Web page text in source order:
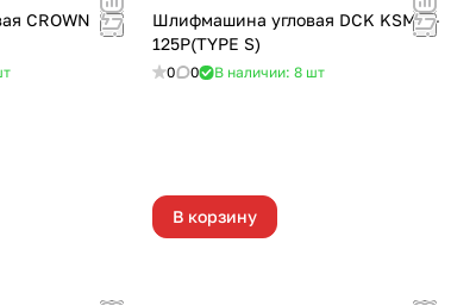
CROWN
Шлифмашина угловая DCK KSM17-
125P(TYPE S)
0 0 В наличии: 8 шт
В корзину